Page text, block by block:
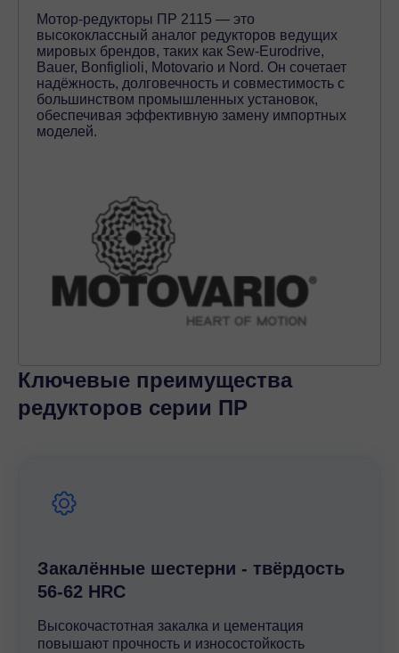
Мотор-редукторы ПР 2115 — это
высококлассный аналог редукторов ведущих
мировых брендов, таких как Sew-Eurodrive,
Bauer, Bonfiglioli, Motovario и Nord. Он сочетает
надёжность, долговечность и совместимость с
большинством промышленных установок,
обеспечивая эффективную замену импортных
моделей.
Ключевые преимущества
редукторов серии ПР
Закалённые шестерни - твёрдость
56-62 HRC
Высокочастотная закалка и цементация
повышают прочность и износостойкость